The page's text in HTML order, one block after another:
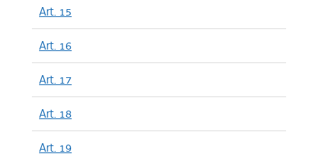
Art. 15
Art. 16
Art. 17
Art. 18
Art. 19